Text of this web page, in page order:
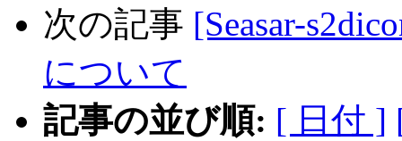
次の記事 [Seasar-
について
記事の並び順: [ 日付 ]